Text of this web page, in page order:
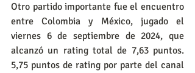
Otro partido importante fue el encuentro
entre Colombia y México, jugado el
viernes 6 de septiembre de 2024, que
alcanzó un rating total de 7,63 puntos.
5,75 puntos de rating por parte del canal